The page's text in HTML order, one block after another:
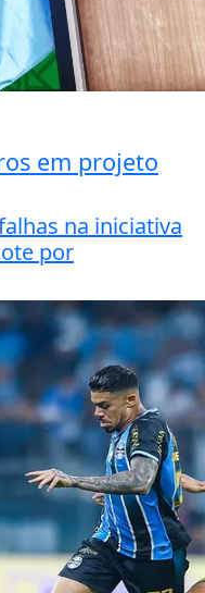
em projeto
na iniciativa
por